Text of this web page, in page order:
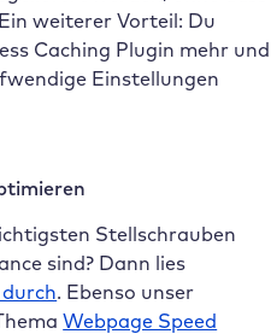
weiterer Vorteil: Du
Caching Plugin mehr und
Einstellungen
Stellschrauben
sind? Dann lies
. Ebenso unser
Webpage Speed